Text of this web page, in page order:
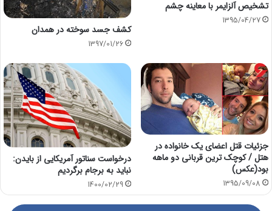
تشخیص آلزایمر با معاینه چشم
1395/04/27
کشف جسد سوخته در همدان
1397/01/26
جزئیات قتل اعضای یک خانواده در
هتل / کوچک ترین قربانی دو ماهه
بود(عکس)
1395/09/08
درخواست سناتور آمریکایی از بایدن:
نباید به برجام برگردیم
1400/02/29